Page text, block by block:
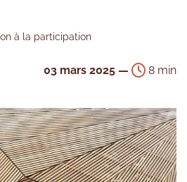
à la participation
03 mars 2025 — 8 min